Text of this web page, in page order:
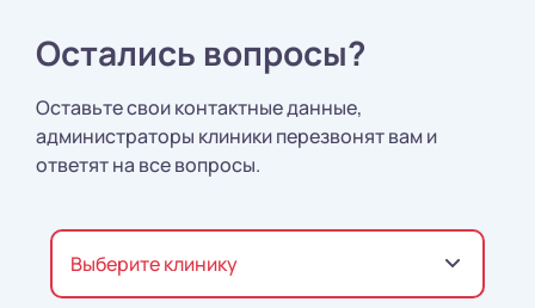
Остались вопросы?
Оставьте свои контактные данные,
администраторы клиники перезвонят вам и
ответят на все вопросы.
Выберите клинику